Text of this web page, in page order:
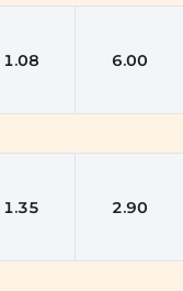
1.08 6.00
1.35 2.90